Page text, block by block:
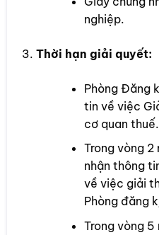
nghiệp.
Thời hạn giải quyết:
Phòng Đăng
tin về việc
cơ quan thuế.
Trong vòng
nhận thông
về việc giải
Phòng đăng
Trong vòng